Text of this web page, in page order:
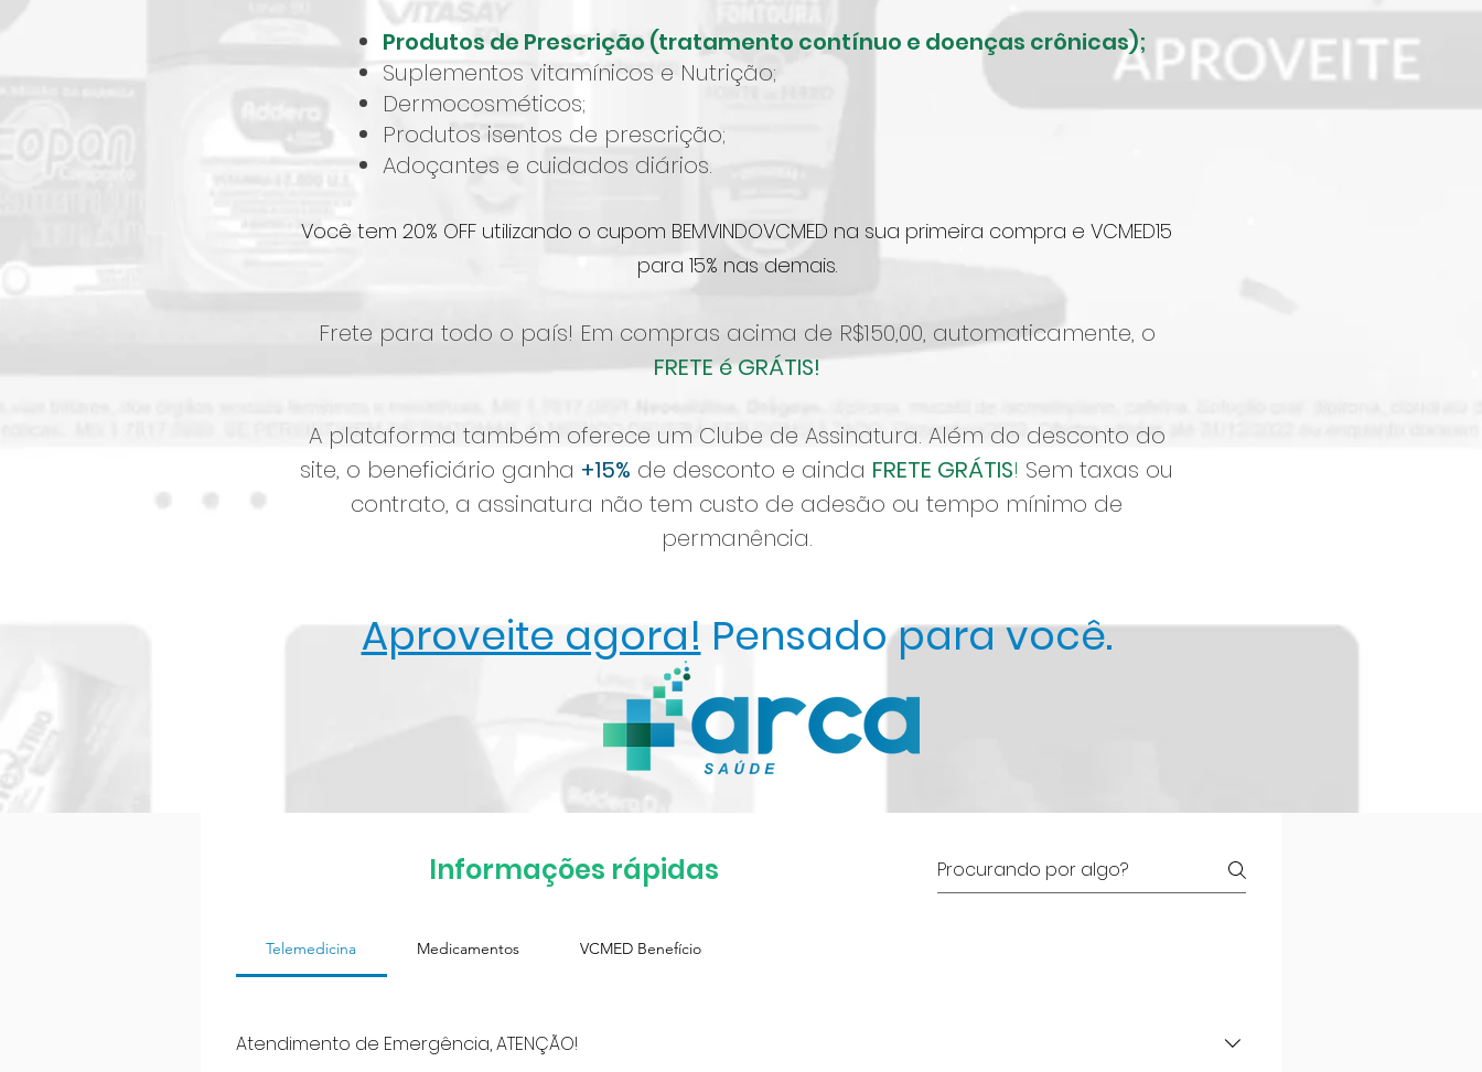
Produtos de Prescrição (tratamento contínuo e doenças crônicas);
Suplementos vitamínicos e Nutrição;
Dermocosméticos;
Produtos isentos de prescrição;
Adoçantes e cuidados diários.
Você tem 20% OFF utilizando o cupom BEMVINDOVCMED na sua primeira compra e VCMED15
para 15% nas demais.
Frete para todo o país! Em compras acima de R$150,00, automaticamente, o
FRETE é GRÁTIS!
A plataforma também oferece um Clube de Assinatura. Além do desconto do
site, o beneficiário ganha +15% de desconto e ainda FRETE GRÁTIS! Sem taxas ou
contrato, a assinatura não tem custo de adesão ou tempo mínimo de
permanência.
Aproveite agora! Pensado para você.
Informações rápidas
Telemedicina Medicamentos VCMED Benefício
Atendimento de Emergência, ATENÇÃO!